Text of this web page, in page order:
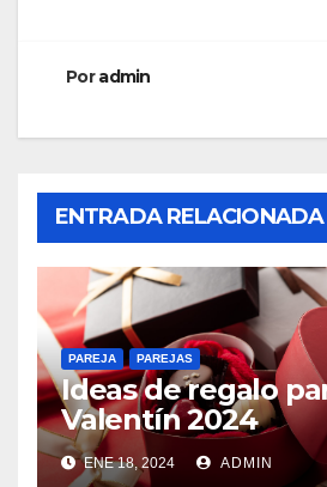
Poradmin
ENTRADA RELACIONADA
PAREJA PAREJAS
Ideas de regalo
Valentín 2024
ENE 18, 2024 ADMIN